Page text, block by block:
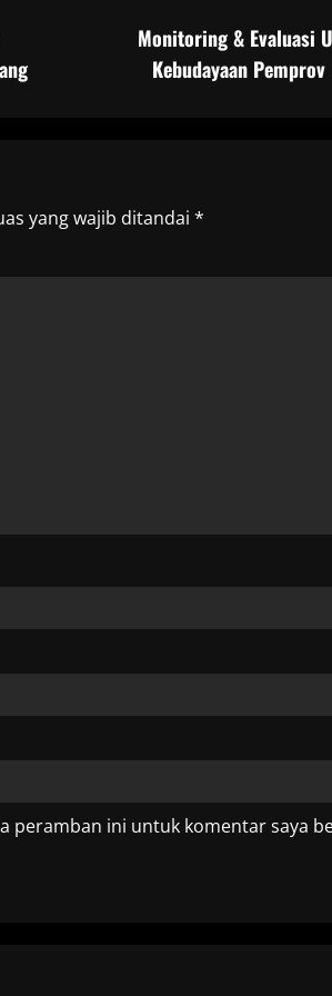
Monitoring & Evaluasi
Kebudayaan
yang wajib ditandai *
peramban ini untuk komentar saya